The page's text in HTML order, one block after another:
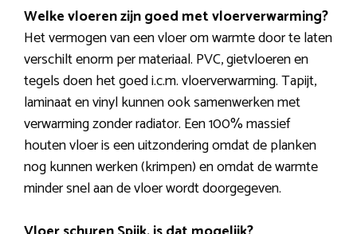
Welke vloeren zijn goed met vloerverwarming?
Het vermogen van een vloer om warmte door te laten
verschilt enorm per materiaal. PVC, gietvloeren en
tegels doen het goed i.c.m. vloerverwarming. Tapijt,
laminaat en vinyl kunnen ook samenwerken met
verwarming zonder radiator. Een 100% massief
houten vloer is een uitzondering omdat de planken
nog kunnen werken (krimpen) en omdat de warmte
minder snel aan de vloer wordt doorgegeven.